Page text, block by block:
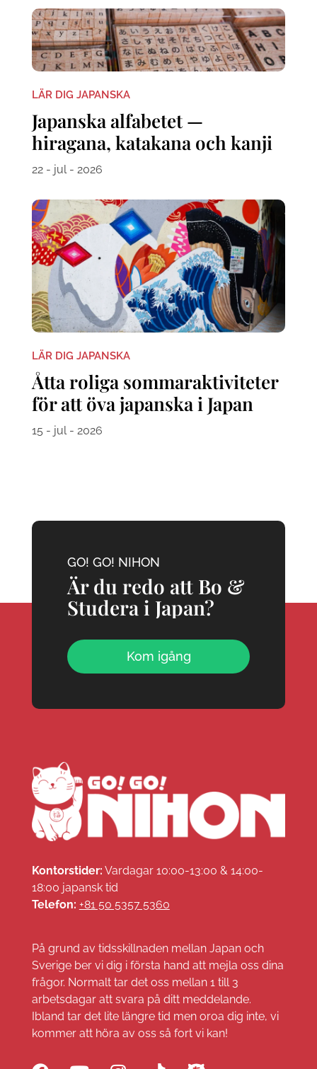
LÄR DIG JAPANSKA
Japanska alfabetet —
hiragana, katakana och kanji
22 - jul - 2026
LÄR DIG JAPANSKA
Åtta roliga sommaraktiviteter
för att öva japanska i Japan
15 - jul - 2026
GO! GO! NIHON
Är du redo att Bo &
Studera i Japan?
Kom igång
Kontorstider: Vardagar 10:00-13:00 & 14:00-
18:00 japansk tid
Telefon: +81 50 5357 5360
På grund av tidsskillnaden mellan Japan och
Sverige ber vi dig i första hand att mejla oss dina
frågor. Normalt tar det oss mellan 1 till 3
arbetsdagar att svara på ditt meddelande.
Ibland tar det lite längre tid men oroa dig inte, vi
kommer att höra av oss så fort vi kan!